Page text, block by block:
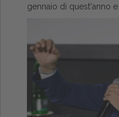
gennaio di quest'anno e